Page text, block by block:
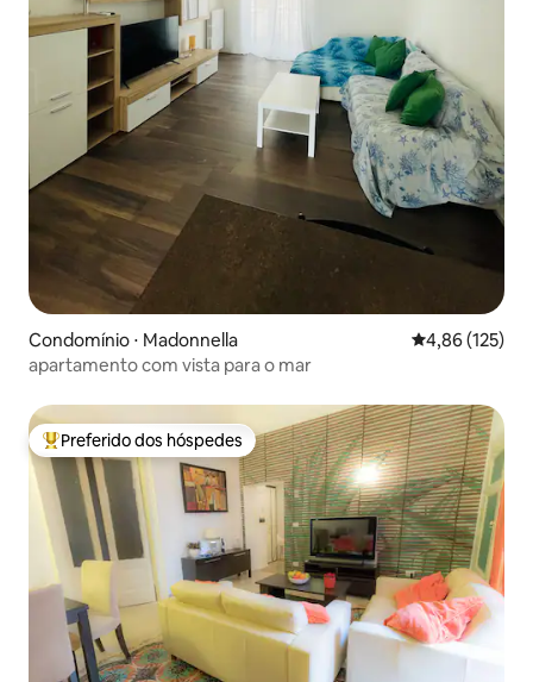
Condomínio ⋅ Madonnella 4,86 de uma
4,86 (125)
apartamento com vista para o mar
Entre os melhores preferidos dos hóspedes
Preferido dos hóspedes